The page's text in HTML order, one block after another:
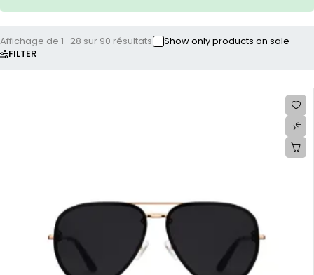
FILTER
Affichage de 1–28 sur 90 résultats Show only products on sale